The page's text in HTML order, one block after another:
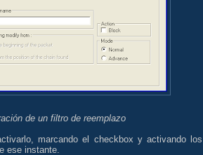
de un filtro de reemplazo
marcando el checkbox y activando los
ese instante.